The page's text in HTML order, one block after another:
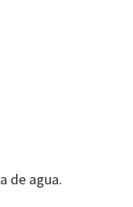
de agua.